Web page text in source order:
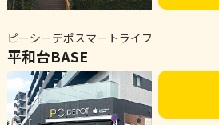
ピーシーデポスマートライフ
平和台BASE